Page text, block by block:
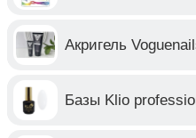
Акригель
Базы Klio